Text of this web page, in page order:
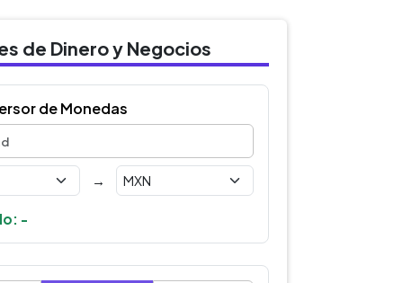
de Dinero y Negocios
de Monedas
→
-